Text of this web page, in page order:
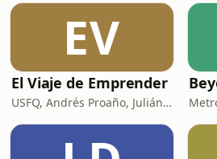
EV
El Viaje de Emprender
USFQ, Andrés Proaño, Julián Maya, Francisco Ramos y Sebastián Ojeda